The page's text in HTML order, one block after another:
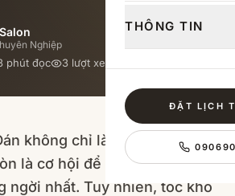
THÔNG TIN
ĐẶT LỊCH
Nghiệp
phút đọc 3 lượt xem
không chỉ là dịp sum họp
là cơ hội để bạn tỏa sáng với
ngời nhất. Tuy nhiên, tóc khô